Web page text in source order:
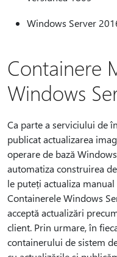
Windows Server
Containere
Windows
Ca parte a serviciului de
publicat actualizarea
operare de bază
automatiza construirea
le puteți actualiza
Containerele Windows
acceptă actualizări
client. Prin urmare, în
containerului de sistem